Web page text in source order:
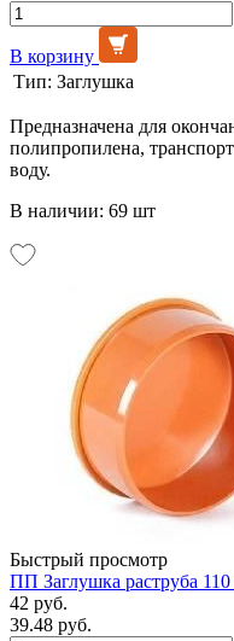
В корзину
Тип: Заглушка
Предназначена для
полипропилена,
воду.
В наличии: 69 шт
Быстрый просмотр
ПП Заглушка раструба
42 руб.
39.48 руб.